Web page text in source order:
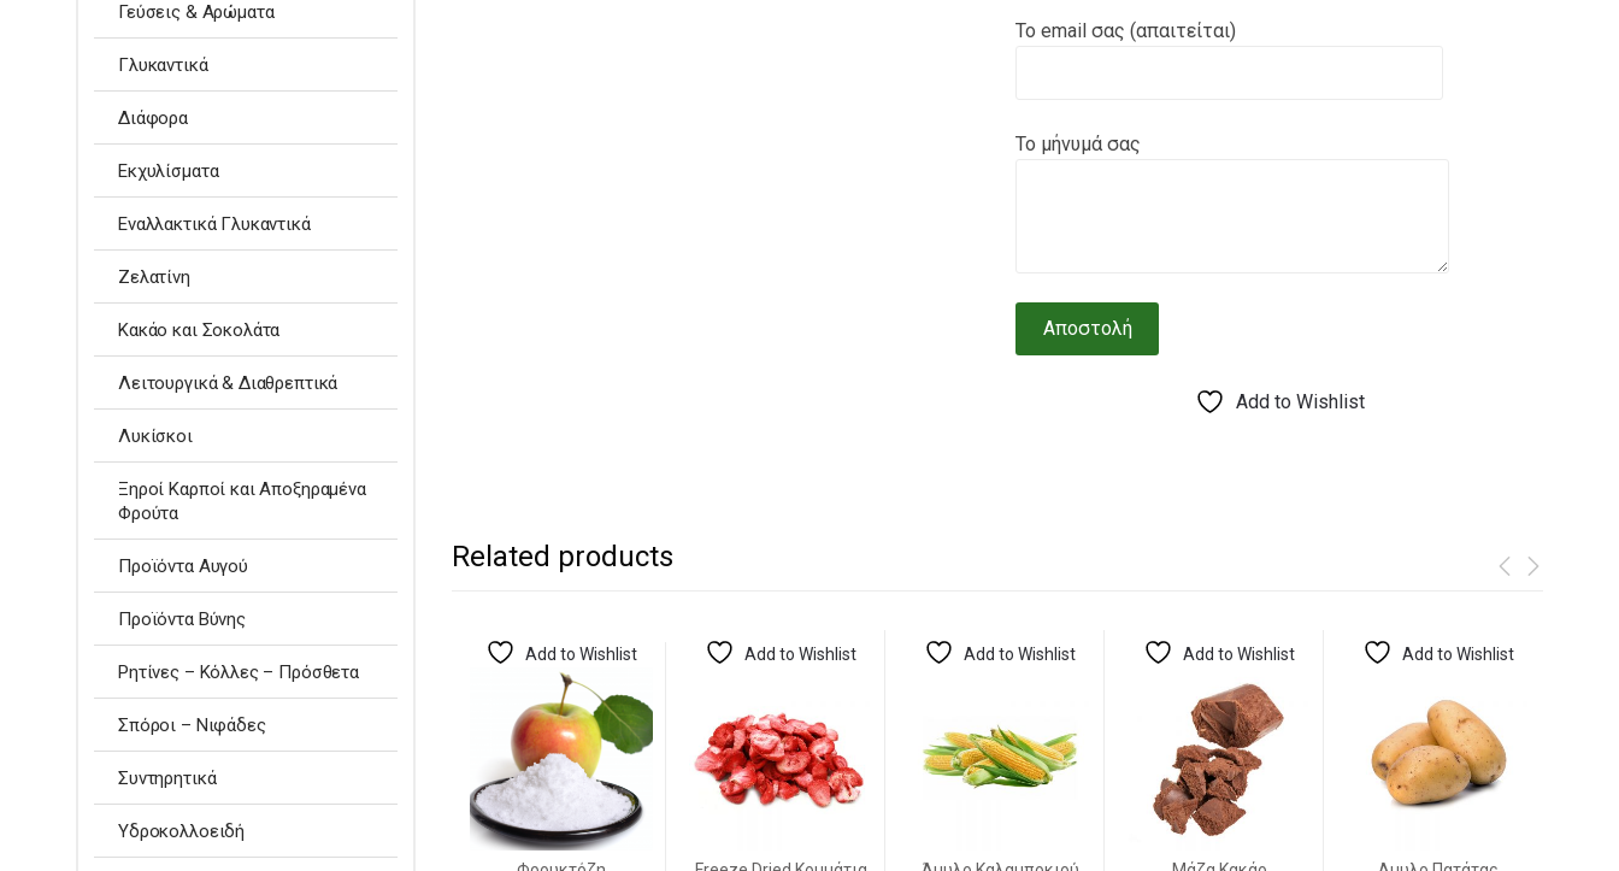
Το email σας (απαιτείται)
Το μήνυμά σας
Add to Wishlist
Related products
Add to Wishlist Add to Wishlist Add to Wishlist Add to Wishlist Add to Wishlist
Γεύσεις & Αρώματα
Γλυκαντικά
Διάφορα
Εκχυλίσματα
Εναλλακτικά Γλυκαντικά
Ζελατίνη
Κακάο και Σοκολάτα
Λειτουργικά & Διαθρεπτικά
Λυκίσκοι
Ξηροί Καρποί και Αποξηραμένα
Φρούτα
Προϊόντα Αυγού
Προϊόντα Βύνης
Ρητίνες – Κόλλες – Πρόσθετα
Σπόροι – Νιφάδες
Συντηρητικά
Υδροκολλοειδή